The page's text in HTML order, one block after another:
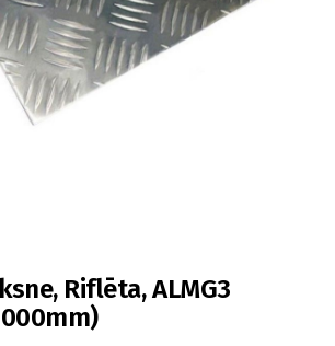
Riflēta, ALMG3